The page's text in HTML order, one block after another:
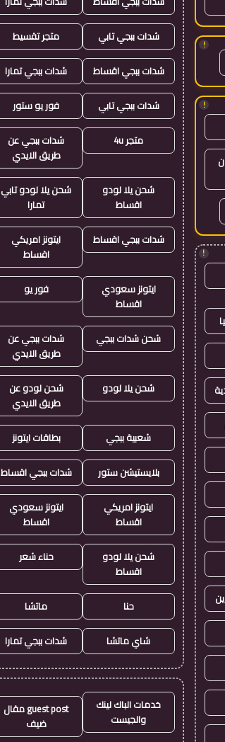
!
!
!
شدات ببجي تابي متجر تقسيط
شدات ببجي اقساط شدات ببجي تمارا
شدات ببجي تابي فور يو ستور
متجر 4u
شدات ببجي عن
طريق الايدي
شحن يلا لودو
اقساط
شحن يلا لودو تابي
تمارا
شدات ببجي اقساط
ايتونز امريكي
اقساط
ايتونز سعودي
اقساط
فور يو
شحن شدات ببجي
شدات ببجي عن
طريق الايدي
شحن يلا لودو
شحن لودو عن
طريق الايدي
شعبية ببجي بطاقات ايتونز
بلايستيشن ستور شدات ببجي اقساط
ايتونز امريكي
اقساط
ايتونز سعودي
اقساط
شحن يلا لودو
اقساط
حناء شعر
حنا ماتشا
شاي ماتشا شدات ببجي تمارا
خدمات الباك لينك
والجيست
guest post مقال
ضيف